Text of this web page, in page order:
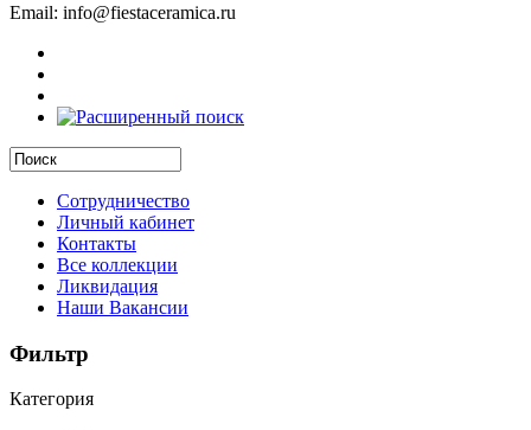
Email: info@fiestaceramica.ru
Сотрудничество
Личный кабинет
Контакты
Все коллекции
Ликвидация
Наши Вакансии
Фильтр
Категория